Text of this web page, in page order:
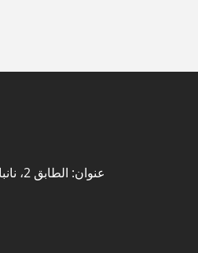
عنوان: الطابق 2، نانبانغ مينزو، نينغبو، تشجيانغ، الصين